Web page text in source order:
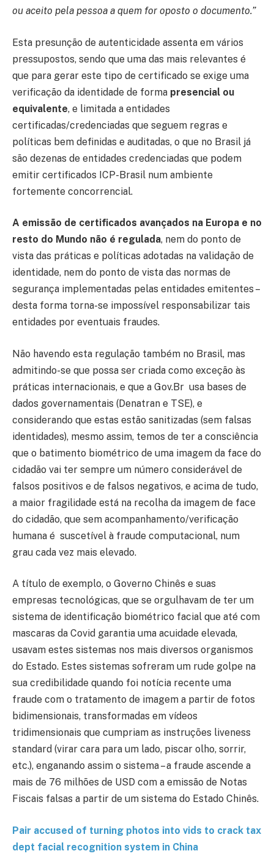
ou aceito pela pessoa a quem for oposto o documento.”
Esta presunção de autenticidade assenta em vários
pressupostos, sendo que uma das mais relevantes é
que para gerar este tipo de certificado se exige uma
verificação da identidade de forma presencial ou
equivalente, e limitada a entidades
certificadas/credenciadas que seguem regras e
políticas bem definidas e auditadas, o que no Brasil já
são dezenas de entidades credenciadas que podem
emitir certificados ICP-Brasil num ambiente
fortemente concorrencial.
A emissão de certificados avançados na Europa e no
resto do Mundo não é regulada, nem do ponto de
vista das práticas e políticas adotadas na validação de
identidade, nem do ponto de vista das normas de
segurança implementadas pelas entidades emitentes –
desta forma torna-se impossível responsabilizar tais
entidades por eventuais fraudes.
Não havendo esta regulação também no Brasil, mas
admitindo-se que possa ser criada como exceção às
práticas internacionais, e que a Gov.Br usa bases de
dados governamentais (Denatran e TSE), e
considerando que estas estão sanitizadas (sem falsas
identidades), mesmo assim, temos de ter a consciência
que o batimento biométrico de uma imagem da face do
cidadão vai ter sempre um número considerável de
falsos positivos e de falsos negativos, e acima de tudo,
a maior fragilidade está na recolha da imagem de face
do cidadão, que sem acompanhamento/verificação
humana é suscetível à fraude computacional, num
grau cada vez mais elevado.
A título de exemplo, o Governo Chinês e suas
empresas tecnológicas, que se orgulhavam de ter um
sistema de identificação biométrico facial que até com
mascaras da Covid garantia uma acuidade elevada,
usavam estes sistemas nos mais diversos organismos
do Estado. Estes sistemas sofreram um rude golpe na
sua credibilidade quando foi notícia recente uma
fraude com o tratamento de imagem a partir de fotos
bidimensionais, transformadas em vídeos
tridimensionais que cumpriam as instruções liveness
standard (virar cara para um lado, piscar olho, sorrir,
etc.), enganando assim o sistema – a fraude ascende a
mais de 76 milhões de USD com a emissão de Notas
Fiscais falsas a partir de um sistema do Estado Chinês.
Pair accused of turning photos into vids to crack tax
dept facial recognition system in China